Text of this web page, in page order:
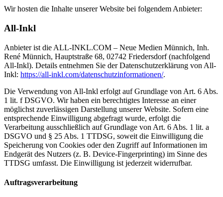
Wir hosten die Inhalte unserer Website bei folgendem Anbieter:
All-Inkl
Anbieter ist die ALL-INKL.COM – Neue Medien Münnich, Inh.
René Münnich, Hauptstraße 68, 02742 Friedersdorf (nachfolgend
All-Inkl). Details entnehmen Sie der Datenschutzerklärung von All-
Inkl: https://all-inkl.com/datenschutzinformationen/.
Die Verwendung von All-Inkl erfolgt auf Grundlage von Art. 6 Abs.
1 lit. f DSGVO. Wir haben ein berechtigtes Interesse an einer
möglichst zuverlässigen Darstellung unserer Website. Sofern eine
entsprechende Einwilligung abgefragt wurde, erfolgt die
Verarbeitung ausschließlich auf Grundlage von Art. 6 Abs. 1 lit. a
DSGVO und § 25 Abs. 1 TTDSG, soweit die Einwilligung die
Speicherung von Cookies oder den Zugriff auf Informationen im
Endgerät des Nutzers (z. B. Device-Fingerprinting) im Sinne des
TTDSG umfasst. Die Einwilligung ist jederzeit widerrufbar.
Auftragsverarbeitung